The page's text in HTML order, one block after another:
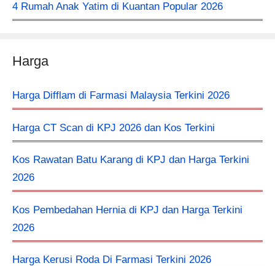
4 Rumah Anak Yatim di Kuantan Popular 2026
Harga
Harga Difflam di Farmasi Malaysia Terkini 2026
Harga CT Scan di KPJ 2026 dan Kos Terkini
Kos Rawatan Batu Karang di KPJ dan Harga Terkini
2026
Kos Pembedahan Hernia di KPJ dan Harga Terkini
2026
Harga Kerusi Roda Di Farmasi Terkini 2026